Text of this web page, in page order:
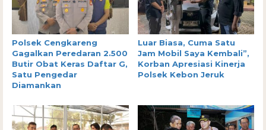
Polsek Cengkareng
Gagalkan Peredaran 2.500
Butir Obat Keras Daftar G,
Satu Pengedar
Diamankan
Luar Biasa, Cuma Satu
Jam Mobil Saya Kembali”,
Korban Apresiasi Kinerja
Polsek Kebon Jeruk